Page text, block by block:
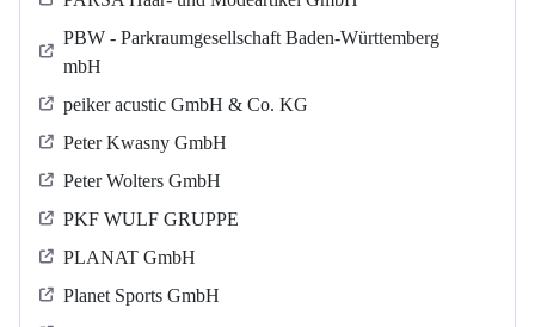
PBW - Parkraumgesellschaft Baden-Württemberg
mbH
peiker acustic GmbH & Co. KG
Peter Kwasny GmbH
Peter Wolters GmbH
PKF WULF GRUPPE
PLANAT GmbH
Planet Sports GmbH